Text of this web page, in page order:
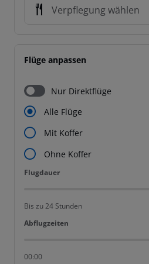
Verpflegung wählen
Flüge anpassen
Nur Direktflüge
Alle Flüge
Mit Koffer
Ohne Koffer
Flugdauer
Flugdauer
Bis zu 24 Stunden
Abflugzeiten
Abflugzeiten
00:00